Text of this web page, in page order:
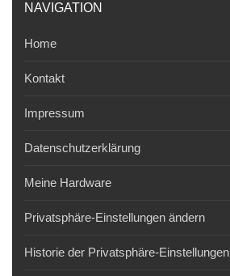
NAVIGATION
Home
Kontakt
Impressum
Datenschutzerklärung
Meine Hardware
Privatsphäre-Einstellungen ändern
Historie der Privatsphäre-Einstellungen